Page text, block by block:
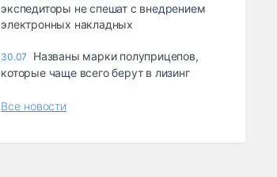
экспедиторы не спешат с внедрением
электронных накладных
30.07
Названы марки полуприцепов,
которые чаще всего берут в лизинг
Все новости